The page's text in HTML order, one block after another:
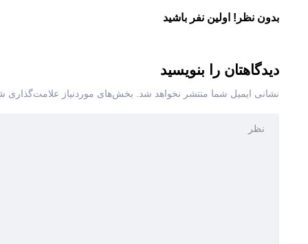
بدون نظر! اولین نفر باشید
دیدگاهتان را بنویسید
نشانی ایمیل شما منتشر نخواهد شد. بخش‌های موردنیاز علامت‌گذاری